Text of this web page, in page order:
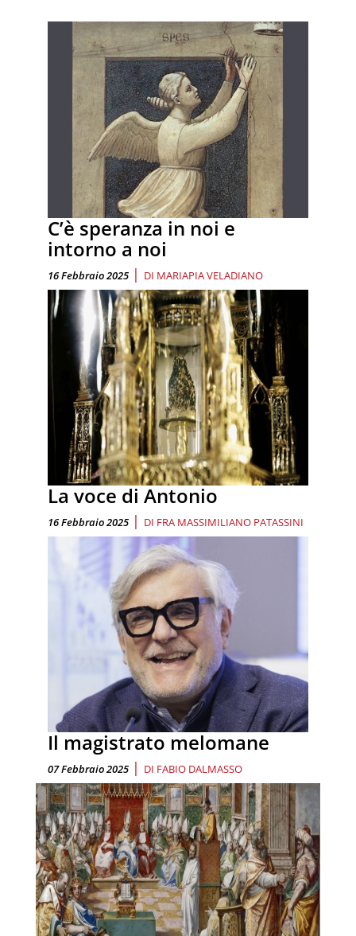
C’è speranza in noi e
intorno a noi
16 Febbraio 2025 | DI MARIAPIA VELADIANO
La voce di Antonio
16 Febbraio 2025 | DI FRA MASSIMILIANO PATASSINI
Il magistrato melomane
07 Febbraio 2025 | DI FABIO DALMASSO